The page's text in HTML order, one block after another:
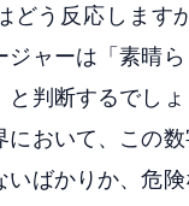
どう反応します
ジャーは「素晴
と判断するでし
において、この
いばかりか、危